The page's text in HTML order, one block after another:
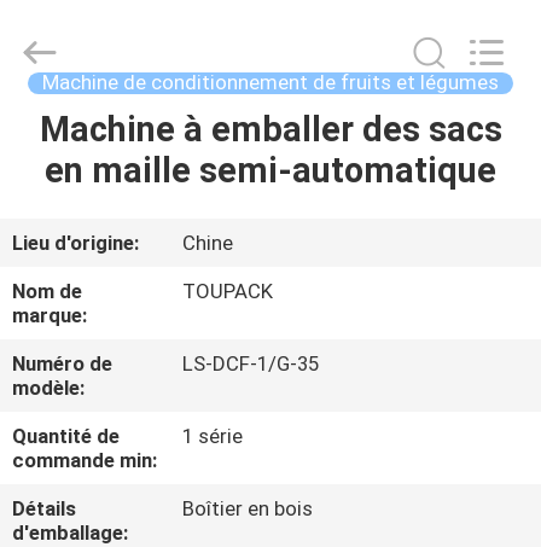
MAISON
À
PROPOS
DE
NOUS
D'USINE
EQUIPMENT
Reserved.
Machine de conditionnement de fruits et légumes
Machine à emballer des sacs
en maille semi-automatique
Lieu d'origine:
Chine
Nom de
marque:
TOUPACK
Numéro de
modèle:
LS-DCF-1/G-35
Quantité de
commande min:
1 série
Détails
d'emballage:
Boîtier en bois